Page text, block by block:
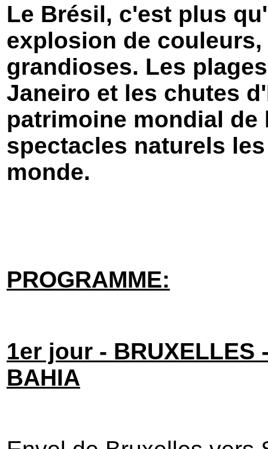
Le Brésil, c'est plus
explosion de
grandioses. Les
Janeiro et les chutes
patrimoine mondial de
spectacles naturels
monde.
PROGRAMME:
1er jour - BRUXELLES
BAHIA